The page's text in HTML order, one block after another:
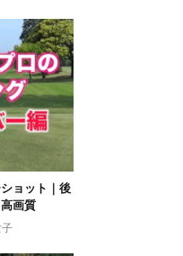
ョット｜後
画質
子